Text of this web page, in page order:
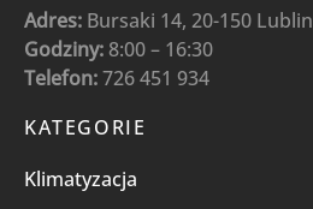
Adres: Bursaki 14, 20-150 Lublin
Godziny: 8:00 – 16:30
Telefon:726 451 934
KATEGORIE
Klimatyzacja